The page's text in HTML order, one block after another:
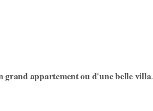
appartement ou d'une belle villa.